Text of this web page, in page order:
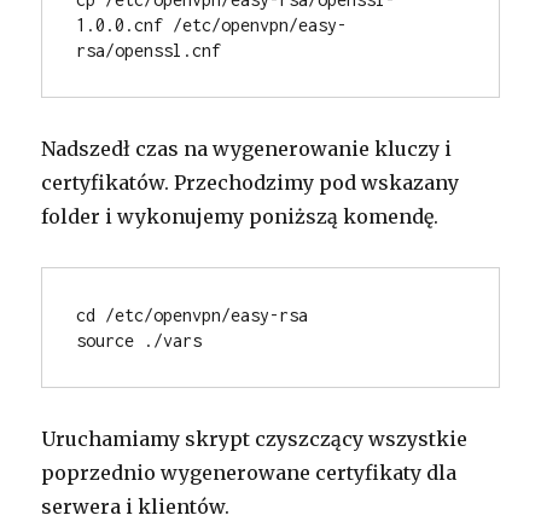
1.0.0.cnf /etc/openvpn/easy-
rsa/openssl.cnf
Nadszedł czas na wygenerowanie kluczy i
certyfikatów. Przechodzimy pod wskazany
folder i wykonujemy poniższą komendę.
cd /etc/openvpn/easy-rsa
source ./vars
Uruchamiamy skrypt czyszczący wszystkie
poprzednio wygenerowane certyfikaty dla
serwera i klientów.